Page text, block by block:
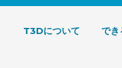
ックデザイン 株式会社
T3Dについて でき